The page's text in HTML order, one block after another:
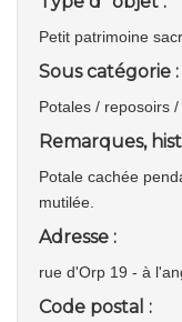
Petit patrimoine
Sous catégorie :
Potales / reposoirs
Remarques,
Potale cachée
mutilée.
Adresse :
rue d'Orp 19 - à
Code postal :